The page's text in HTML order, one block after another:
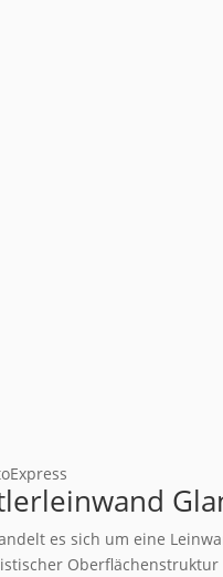
es sich um eine